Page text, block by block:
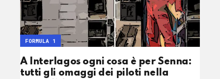
A Interlagos ogni cosa è per Senna:
tutti gli omaggi dei piloti nella
FORMULA 1